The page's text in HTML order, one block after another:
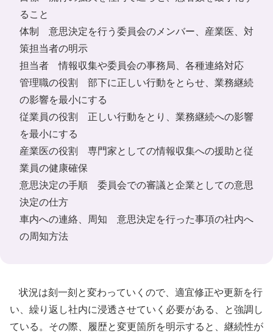
ること
体制 意思決定を行う委員会のメンバー、産業医、対
策担当者の明示
担当者 情報収集や委員会の事務局、各種連絡対応
管理職の役割 部下に正しい行動をとらせ、業務継続
の影響を最小にする
従業員の役割 正しい行動をとり、業務継続への影響
を最小にする
産業医の役割 専門家としての情報収集への援助と従
業員の健康確保
意思決定の手順 委員会での審議と企業としての意思
決定の仕方
車内への連絡、周知 意思決定を行った事項の社内へ
の周知方法
状況は刻一刻と変わっていくので、適宜修正や更新を行
い、繰り返し社内に浸透させていく必要がある、と強調し
ている。その際、履歴と変更箇所を明示すると、継続性が